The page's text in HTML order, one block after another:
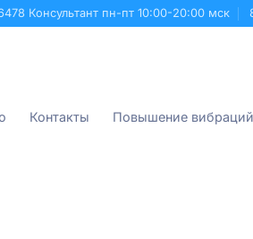
Консультант пн-пт 10:00-20:00 мск
Контакты Повышение вибраций